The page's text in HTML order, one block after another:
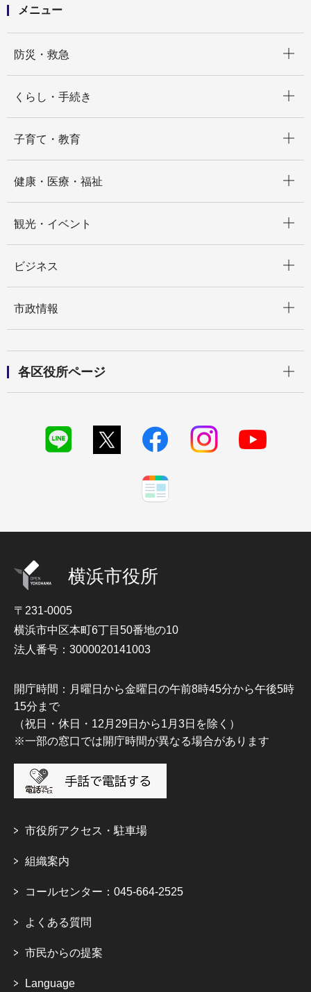
メニュー
防災・救急
くらし・手続き
子育て・教育
健康・医療・福祉
観光・イベント
ビジネス
市政情報
各区役所ページ
横浜市役所
〒231-0005
横浜市中区本町6丁目50番地の10
法人番号：3000020141003
開庁時間：月曜日から金曜日の午前8時45分から午後5時
15分まで
（祝日・休日・12月29日から1月3日を除く）
※一部の窓口では開庁時間が異なる場合があります
市役所アクセス・駐車場
組織案内
コールセンター：045-664-2525
よくある質問
市民からの提案
Language